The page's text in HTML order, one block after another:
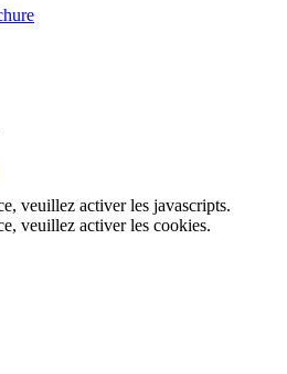
veuillez activer les javascripts.
veuillez activer les cookies.